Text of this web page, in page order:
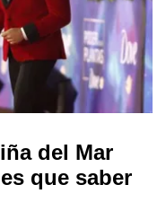
del Mar
que saber